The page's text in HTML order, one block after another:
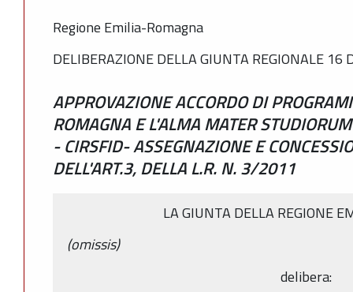
Regione Emilia-Romagna
DELIBERAZIONE DELLA GIUNTA REGIONALE
APPROVAZIONE ACCORDO DI
ROMAGNA E L'ALMA MATER
- CIRSFID- ASSEGNAZIONE E
DELL'ART.3, DELLA L.R. N. 3/2011
LA GIUNTA DELLA REGIONE
(omissis)
delibera: